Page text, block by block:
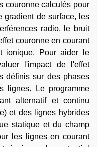
couronne calculés pour
gradient de surface, les
radio, le bruit
couronne en courant
ionique. Pour aider le
l'impact de l'effet
définis sur des phases
lignes. Le programme
alternatif et continu
et des lignes hybrides
statique et du champ
les lignes en courant